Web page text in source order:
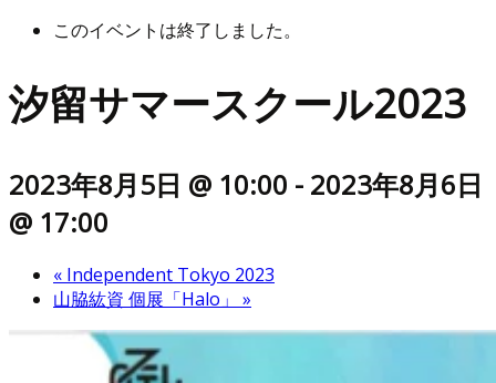
このイベントは終了しました。
汐留サマースクール2023
2023年8月5日 @ 10:00 - 2023年8月6日
@ 17:00
« Independent Tokyo 2023
山脇紘資 個展「Halo」 »